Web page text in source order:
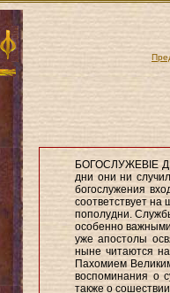
БОГОСЛУЖЕВІЕ
дни они ни
богослужения
соответствует на
пополудни.
особенно
уже апостолы
ныне читаются
Пахомием
воспоминания о
также о